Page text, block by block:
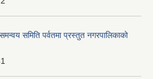
समिति पर्वतमा प्रस्तुत नगरपालिकाको